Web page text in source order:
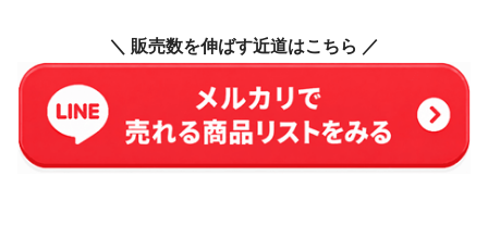
＼ 販売数を伸ばす近道はこちら ／